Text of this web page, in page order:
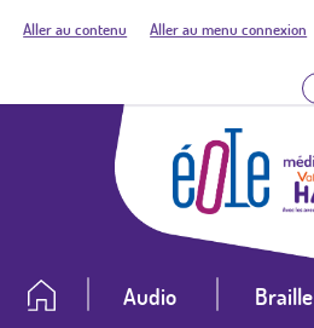
Aller au contenu Aller au menu connexion
Audio Braille